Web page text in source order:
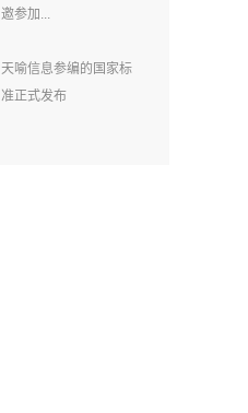
邀参加...
天喻信息参编的国家标
准正式发布